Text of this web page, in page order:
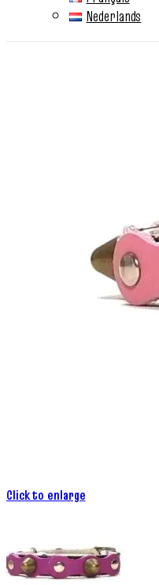
Nederlands
Click to enlarge